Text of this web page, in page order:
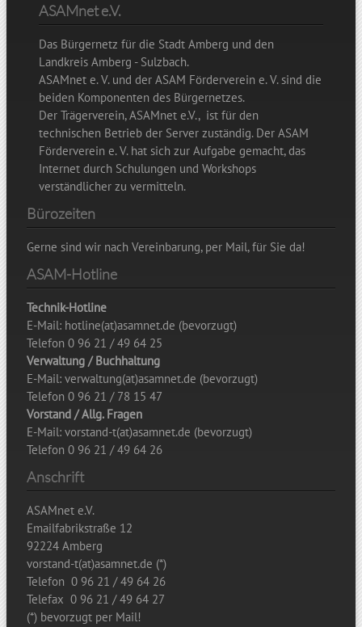
ASAMnet e.V.
Das Bürgernetz für die Stadt Amberg und den
Landkreis Amberg - Sulzbach.
ASAMnet e. V. und der ASAM Förderverein e. V. sind die
beiden Komponenten des Bürgernetzes.
Der Trägerverein, ASAMnet e.V., ist für den
technischen Betrieb der Server zuständig. Der ASAM
Förderverein e. V. hat sich zur Aufgabe gemacht, das
Internet durch Schulungen und Workshops
verständlicher zu vermitteln.
Bürozeiten
Gerne sind wir nach Vereinbarung, per Mail, für Sie da!
ASAM-Hotline
Technik-Hotline
E-Mail: hotline(at)asamnet.de (bevorzugt)
Telefon 0 96 21 / 49 64 25
Verwaltung / Buchhaltung
E-Mail: verwaltung(at)asamnet.de (bevorzugt)
Telefon 0 96 21 / 78 15 47
Vorstand / Allg. Fragen
E-Mail: vorstand-t(at)asamnet.de (bevorzugt)
Telefon 0 96 21 / 49 64 26
Anschrift
ASAMnet e.V.
Emailfabrikstraße 12
92224 Amberg
vorstand-t(at)asamnet.de (*)
Telefon 0 96 21 / 49 64 26
Telefax 0 96 21 / 49 64 27
(*) bevorzugt per Mail!